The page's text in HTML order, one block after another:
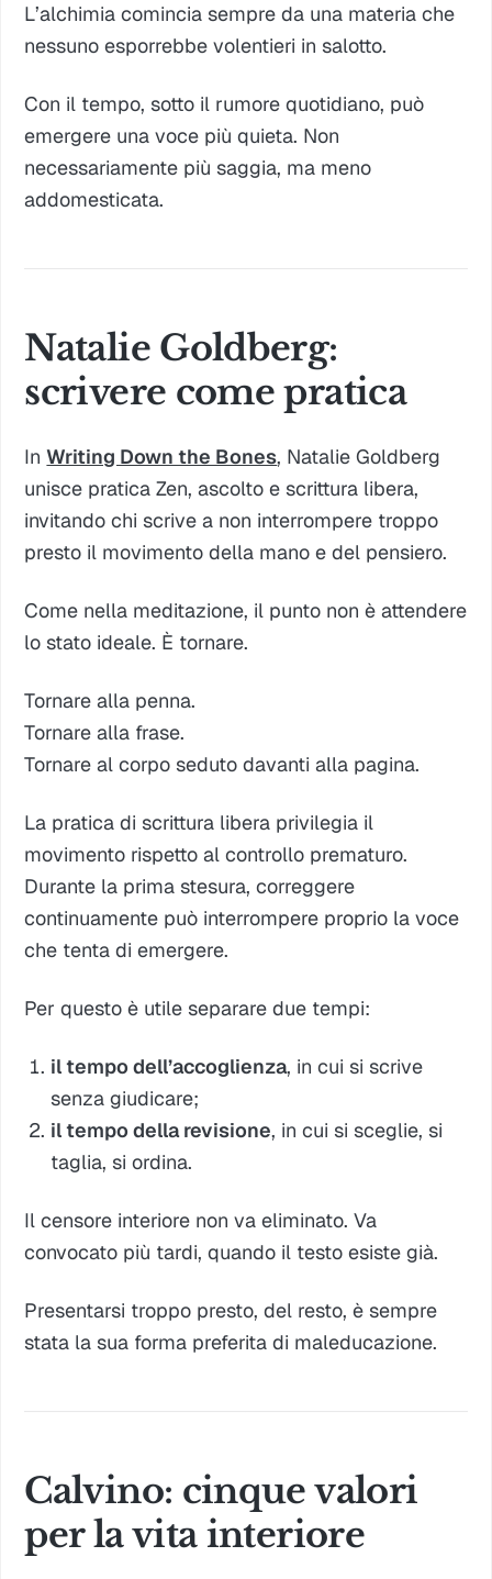
L’alchimia comincia sempre da una materia che
nessuno esporrebbe volentieri in salotto.
Con il tempo, sotto il rumore quotidiano, può
emergere una voce più quieta. Non
necessariamente più saggia, ma meno
addomesticata.
Natalie Goldberg:
scrivere come pratica
InWriting Down the Bones, Natalie Goldberg
unisce pratica Zen, ascolto e scrittura libera,
invitando chi scrive a non interrompere troppo
presto il movimento della mano e del pensiero.
Come nella meditazione, il punto non è attendere
lo stato ideale. È tornare.
Tornare alla penna.
Tornare alla frase.
Tornare al corpo seduto davanti alla pagina.
La pratica di scrittura libera privilegia il
movimento rispetto al controllo prematuro.
Durante la prima stesura, correggere
continuamente può interrompere proprio la voce
che tenta di emergere.
Per questo è utile separare due tempi:
il tempo dell’accoglienza, in cui si scrive
senza giudicare;
il tempo della revisione, in cui si sceglie, si
taglia, si ordina.
Il censore interiore non va eliminato. Va
convocato più tardi, quando il testo esiste già.
Presentarsi troppo presto, del resto, è sempre
stata la sua forma preferita di maleducazione.
Calvino: cinque valori
per la vita interiore